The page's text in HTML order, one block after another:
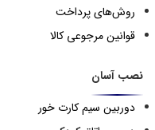
روش‌های پرداخت
قوانین مرجوعی کالا
نصب آسان
دوربین سیم کارت خور